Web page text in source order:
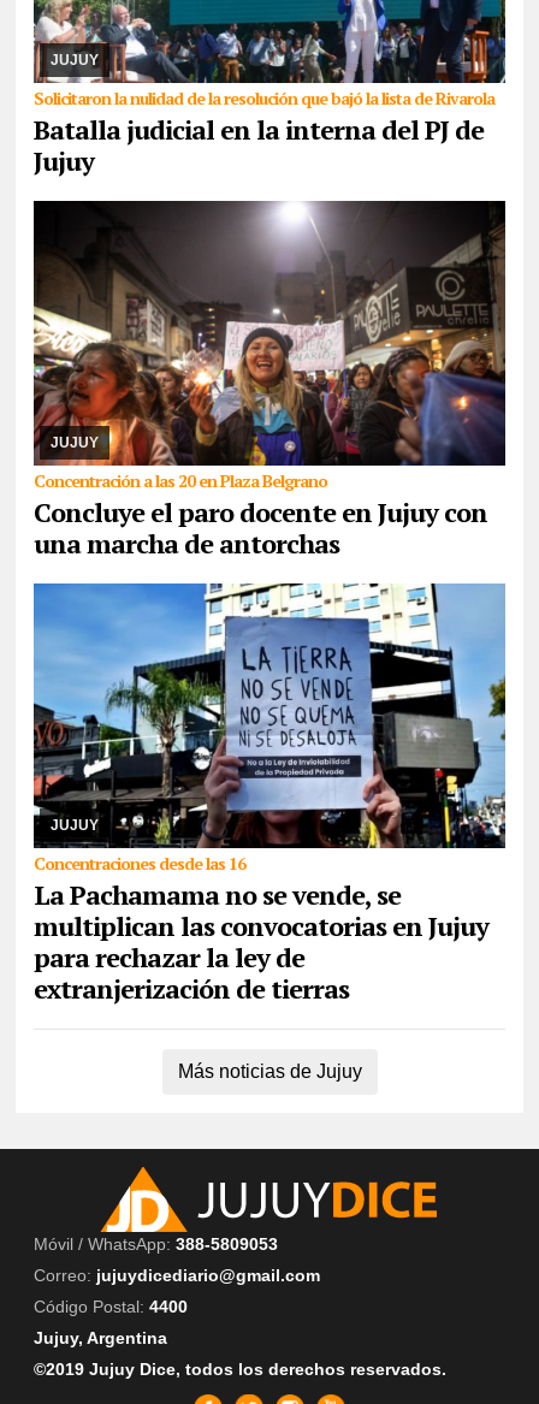
JUJUY
Solicitaron la nulidad de la resolución que bajó la lista de Rivarola
Batalla judicial en la interna del PJ de
Jujuy
05/08/2026 Cuando ya parecía que la senadora nacional
Carolina Moisés se haría del control del PJ en Jujuy, la lista que
había sido dejada fuera de la contienda ...
JUJUY
Concentración a las 20 en Plaza Belgrano
Concluye el paro docente en Jujuy con
una marcha de antorchas
05/08/2026 La medida de fuerza es llevada a cabo por maestros
y maestras de base de ADEP, que hoy, se presentarán tanto en el
Ministerio de Educación como en Ca ...
JUJUY
Concentraciones desde las 16
La Pachamama no se vende, se
multiplican las convocatorias en Jujuy
para rechazar la ley de
extranjerización de tierras
05/08/2026 Comunidades indígenas, sindicatos, ambientalistas,
organizaciones sociales, políticas y de derechos humanos se
congregarán en la capital, como así ta ...
Más noticias de Jujuy
Móvil / WhatsApp: 388-5809053
Correo: jujuydicediario@gmail.com
Código Postal: 4400
Jujuy, Argentina
©2019 Jujuy Dice, todos los derechos reservados.